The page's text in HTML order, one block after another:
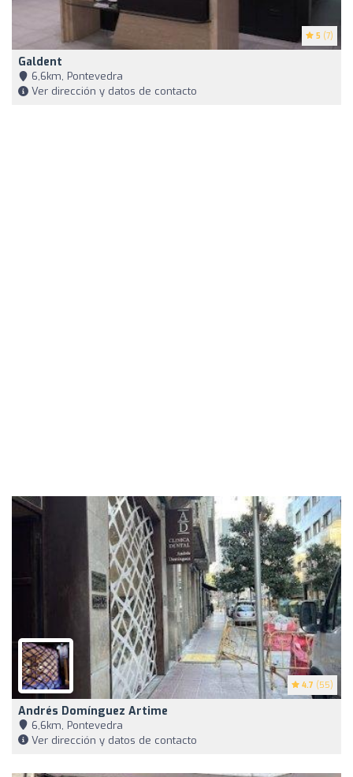
5 (7)
Galdent
6,6km, Pontevedra
Ver dirección y datos de contacto
4.7 (55)
Andrés Domínguez Artime
6,6km, Pontevedra
Ver dirección y datos de contacto